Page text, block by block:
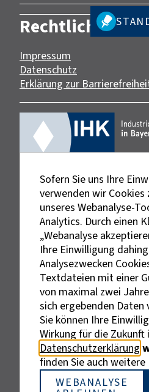
Rechtliches
Impressum
Datenschutz
Erklärung zur
Externe Links sind mit dem
gekennzeichnet.
Bei personenbezogenen
Gründen der besseren
Bezeichnung gewählt.
Sofern Sie uns Ihre
verwenden wir Cookies
unseres Webanalyse-
Analytics. Durch einen
„Webanalyse
Ihre Einwilligung
Analysezwecken
Textdateien mit einer
von maximal zwei
sich ergebenden
Sie können Ihre
Wirkung für die Zukunft
Datenschutzerklärung
finden Sie auch
WEBANALYSE